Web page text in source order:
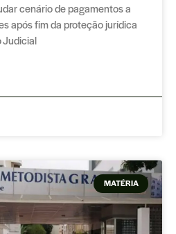
cenário de pagamentos a
após fim da proteção jurídica
Judicial
MATÉRIA